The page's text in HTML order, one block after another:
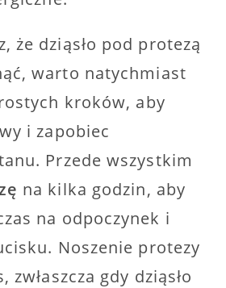
że dziąsło pod protezą
warto natychmiast
kroków, aby
i zapobiec
Przede wszystkim
na kilka godzin, aby
na odpoczynek i
Noszenie protezy
zwłaszcza gdy dziąsło